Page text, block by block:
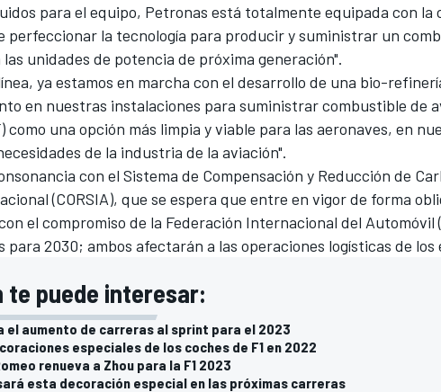
para el equipo, Petronas está totalmente equipada con la
perfeccionar la tecnología para producir y suministrar un
unidades de potencia de próxima generación".
ya estamos en marcha con el desarrollo de una bio-
en nuestras instalaciones para suministrar combustible de
como una opción más limpia y viable para las aeronaves, en
de la industria de la aviación".
con el Sistema de Compensación y Reducción de
(CORSIA), que se espera que entre en vigor de forma
el compromiso de la Federación Internacional del Automóvil
para 2030; ambos afectarán a las operaciones logísticas de los
te puede interesar:
el aumento de carreras al sprint para el 2023
especiales de los coches de F1 en 2022
renueva a Zhou para la F1 2023
esta decoración especial en las próximas carreras